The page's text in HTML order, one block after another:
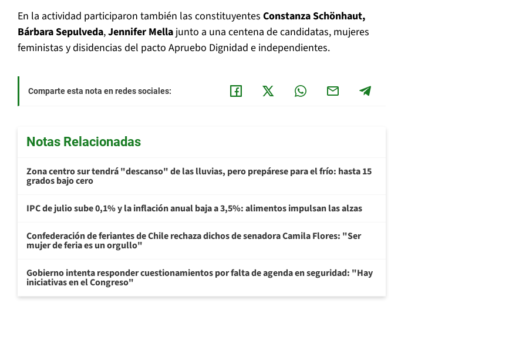
En la actividad participaron también las constituyentes Constanza Schönhaut,
Bárbara Sepulveda,Jennifer Mella junto a una centena de candidatas, mujeres
feministas y disidencias del pacto Apruebo Dignidad e independientes.
Comparte esta nota en redes sociales:
Notas Relacionadas
Zona centro sur tendrá "descanso" de las lluvias, pero prepárese para el frío: hasta 15
grados bajo cero
IPC de julio sube 0,1% y la inflación anual baja a 3,5%: alimentos impulsan las alzas
Confederación de feriantes de Chile rechaza dichos de senadora Camila Flores: "Ser
mujer de feria es un orgullo"
Gobierno intenta responder cuestionamientos por falta de agenda en seguridad: "Hay
iniciativas en el Congreso"